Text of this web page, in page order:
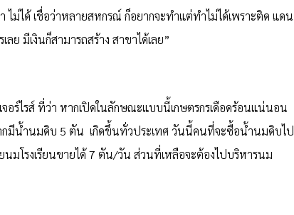
ม่ได้ เชื่อว่าหลายสหกรณ์ ก็อยากจะทำแต่ทำไม่ได้เพราะติด แดน
ย มีเงินก็สามารถสร้าง สาขาได้เลย”
ร์ไรส์ ที่ว่า หากเปิดในลักษณะแบบนี้เกษตรกรเดือดร้อนแน่นอน
มีน้ำนมดิบ 5 ตัน เกิดขึ้นทั่วประเทศ วันนี้คนที่จะซื้อน้ำนมดิบไป
โรงเรียนขายได้ 7 ตัน/วัน ส่วนที่เหลือจะต้องไปบริหารนม